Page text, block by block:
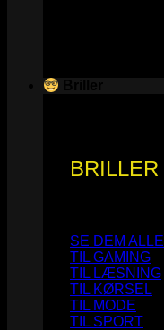
BRILLER
SE DEM ALLE
TIL GAMING
TIL LÆSNING
TIL KØRSEL
TIL MODE
TIL SPORT